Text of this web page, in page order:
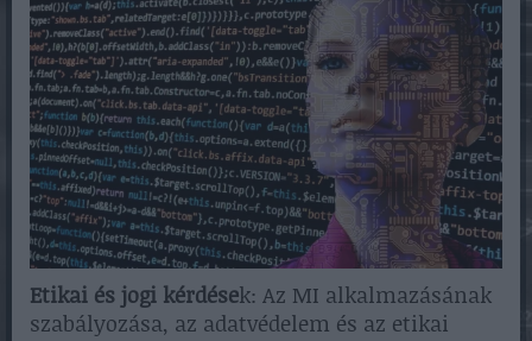
Etikai és jogi kérdések: Az MI alkalmazásának
szabályozása, az adatvédelem és az etikai